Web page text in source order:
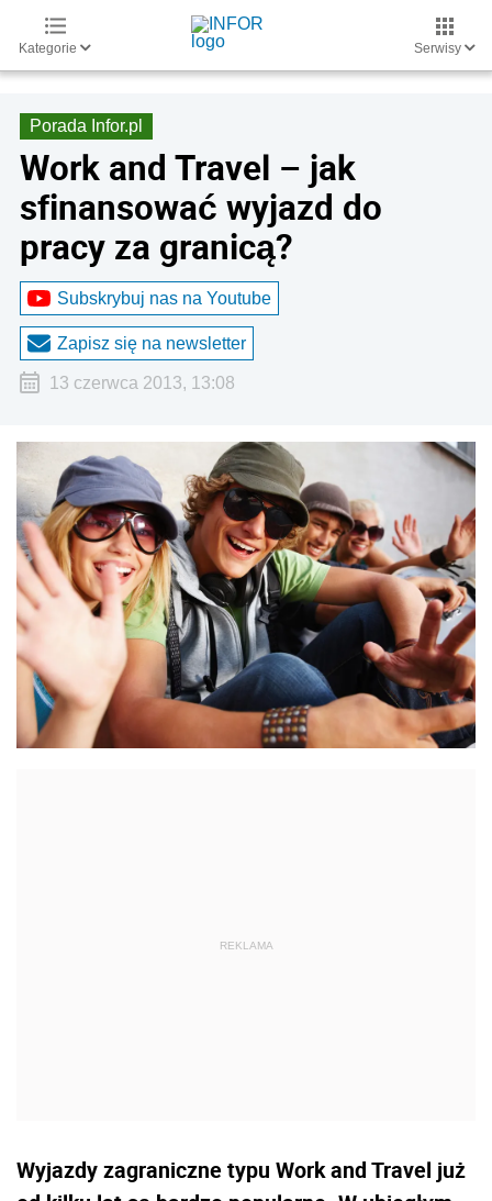
Kategorie Serwisy
Porada Infor.pl
Work and Travel – jak
sfinansować wyjazd do
pracy za granicą?
Subskrybuj nas na Youtube
Zapisz się na newsletter
13 czerwca 2013, 13:08
Wyjazdy zagraniczne typu Work and Travel już